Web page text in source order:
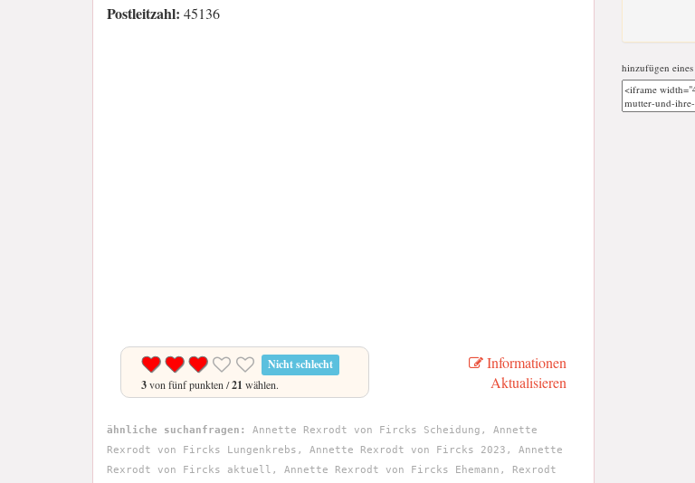
Postleitzahl: 45136
Nicht schlecht
3von fünf punkten /21 wählen.
Informationen
Aktualisieren
ähnliche suchanfragen:
Annette Rexrodt von Fircks Scheidung, Annette
Rexrodt von Fircks Lungenkrebs, Annette Rexrodt von Fircks 2023, Annette
Rexrodt von Fircks aktuell, Annette Rexrodt von Fircks Ehemann, Rexrodt
hinzufügen eines